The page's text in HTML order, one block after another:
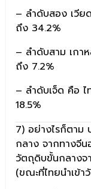
– ลำดับสอง เวีย
ถึง 34.2%
– ลำดับสาม เกา
ถึง 7.2%
– ลำดับเจ็ด คือ
18.5%
7) อย่างไรก็ตาม
กลาง จากทางจีน
วัตถุดิบขั้นกลางจ
(ขณะที่ไทยนำเข้